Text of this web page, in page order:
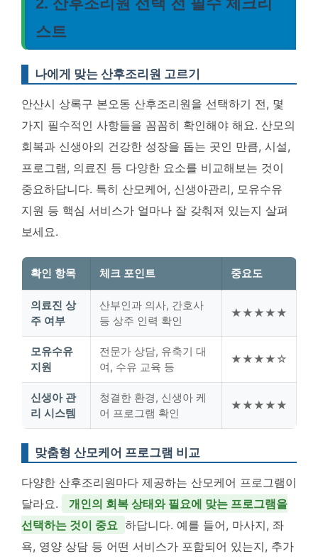
스트
나에게 맞는 산후조리원 고르기
안산시 상록구 본오동 산후조리원을 선택하기 전, 몇
가지 필수적인 사항들을 꼼꼼히 확인해야 해요. 산모의
회복과 신생아의 건강한 성장을 돕는 곳인 만큼, 시설,
프로그램, 의료진 등 다양한 요소를 비교해보는 것이
중요하답니다. 특히 산모케어, 신생아관리, 모유수유
지원 등 핵심 서비스가 얼마나 잘 갖춰져 있는지 살펴
보세요.
확인 항목 체크 포인트 중요도
의료진 상
주 여부
산부인과 의사, 간호사
등 상주 인력 확인
★★★★★
모유수유
지원
전문가 상담, 유축기 대
여, 수유 교육 등
★★★★☆
신생아 관
리 시스템
청결한 환경, 신생아 케
어 프로그램 확인
★★★★★
맞춤형 산모케어 프로그램 비교
다양한 산후조리원마다 제공하는 산모케어 프로그램이
달라요.
개인의 회복 상태와 필요에 맞는 프로그램을
선택하는 것이 중요 하답니다. 예를 들어, 마사지, 좌
욕, 영양 상담 등 어떤 서비스가 포함되어 있는지, 추가